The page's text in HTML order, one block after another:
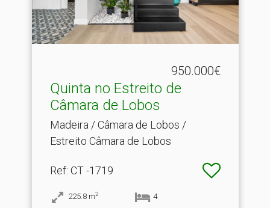
950.000€
Quinta no Estreito de
Câmara de Lobos
Madeira / Câmara de Lobos /
Estreito Câmara de Lobos
Ref: CT -1719
225.8 m2 4